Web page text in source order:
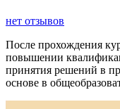
нет отзывов
После прохождения
повышении
принятия решений в
основе в